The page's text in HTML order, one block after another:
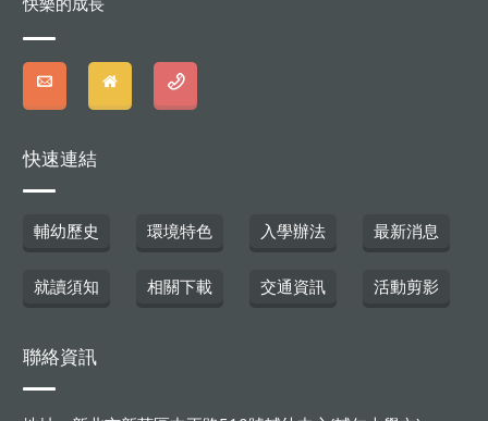
快速連結
輔幼歷史 環境特色 入學辦法 最新消息
就讀須知 相關下載 交通資訊 活動剪影
聯絡資訊